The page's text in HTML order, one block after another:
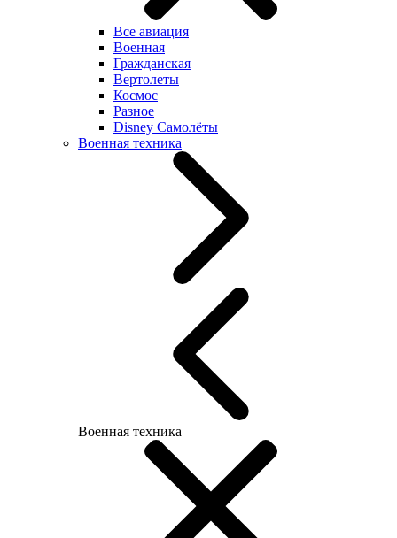
Все авиация
Военная
Гражданская
Вертолеты
Космос
Разное
Disney Самолёты
Военная техника
Военная техника